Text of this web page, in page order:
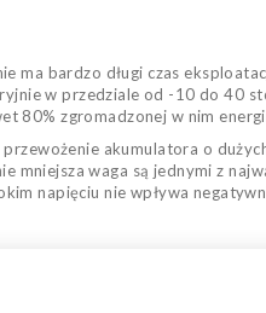
ma bardzo długi czas
w przedziale od -10 do 40
80% zgromadzonej w nim
akumulatora o
mniejsza waga są jednymi z
napięciu nie wpływa